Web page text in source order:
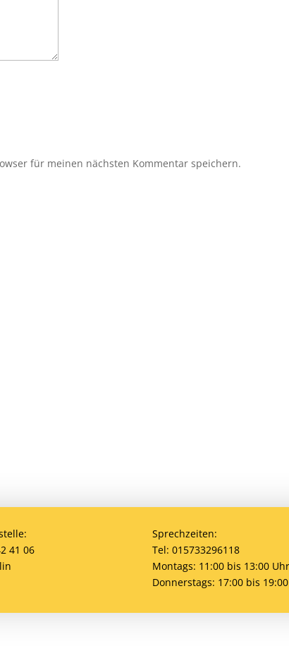
für meinen nächsten Kommentar speichern.
41 06
Sprechzeiten:
Tel: 015733296118
Montags: 11:00 bis 13:00 Uhr
Donnerstags: 17:00 bis